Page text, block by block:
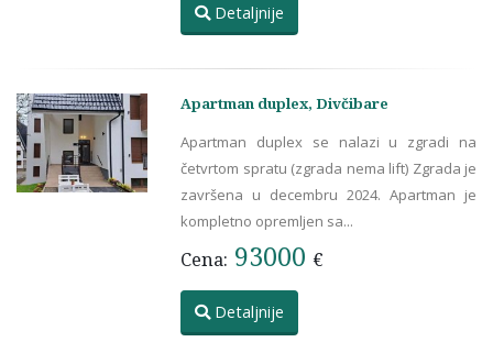
Detaljnije
Apartman duplex, Divčibare
Apartman duplex se nalazi u zgradi na
četvrtom spratu (zgrada nema lift) Zgrada je
završena u decembru 2024. Apartman je
kompletno opremljen sa...
Cena: 93000 €
Detaljnije